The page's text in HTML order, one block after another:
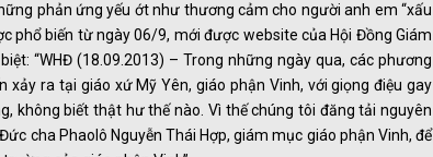
phản ứng yếu ớt như thương cảm cho người anh em “xấu
phổ biến từ ngày 06/9, mới được website của Hội Đồng Giám
“WHĐ (18.09.2013) – Trong những ngày qua, các phương
ra tại giáo xứ Mỹ Yên, giáo phận Vinh, với giọng điệu gay
không biết thật hư thế nào. Vì thế chúng tôi đăng tải nguyên
cha Phaolô Nguyễn Thái Hợp, giám mục giáo phận Vinh, để